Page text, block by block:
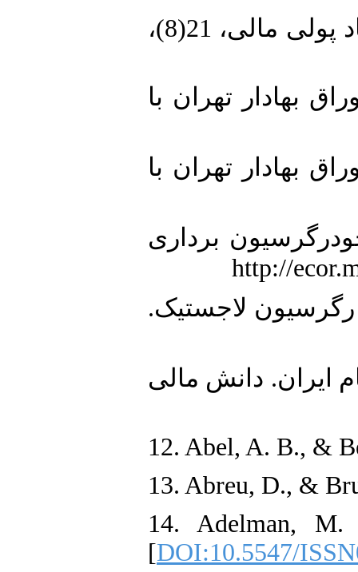
6. حسن‌زاده، علی، و کیانوند، مهران. (1393). اثر شوک‌‌های متقارن و نامتقارن نفتی بر شاخص کل قیمتی در بازار بورس اوراق بهادار تهران. اقتصاد پولی مالی، 21(8)،
در بورس اوراق بهادار تهران با
در بورس اوراق بهادار تهران با
روش خودرگرسیون برداری
ایران: رویکرد رگرسیون لاجستیک.
در بازار سهام ایران. دانش مالی
12. Abel, A. B., &
13. Abreu, D., &
14. Adelman, M.
[DOI:10.5547/